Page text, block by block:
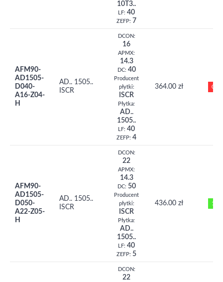
10T3..
LF: 40
ZEFP: 7
AFM90-
AD1505-
D040-
A16-Z04-
H
AD.. 1505..
ISCR
DCON:
16
APMX:
14.3
DC: 40
Producent
płytki:
ISCR
Płytka:
AD..
1505..
LF: 40
ZEFP: 4
364.00 zł 0
AFM90-
AD1505-
D050-
A22-Z05-
H
AD.. 1505..
ISCR
DCON:
22
APMX:
14.3
DC: 50
Producent
płytki:
ISCR
Płytka:
AD..
1505..
LF: 40
ZEFP: 5
436.00 zł 1
DCON:
22